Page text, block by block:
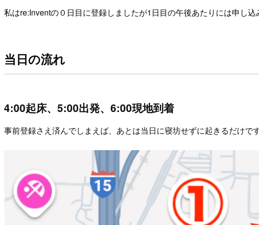
私はre:Inventの０日目に登録しましたが1日目の午後あたりには申し
当日の流れ
4:00起床、5:00出発、6:00現地到着
事前登録さえ済んでしまえば、あとは当日に寝坊せずに起きるだけです